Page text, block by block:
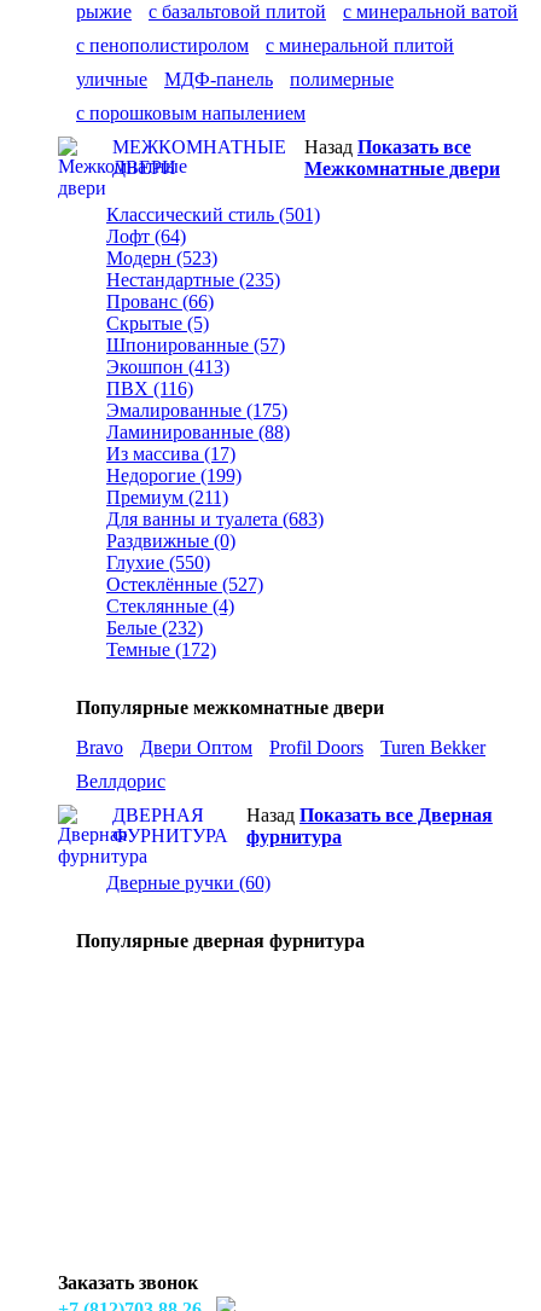
рыжие
с базальтовой плитой
с минеральной ватой
с пенополистиролом
с минеральной плитой
уличные
МДФ-панель
полимерные
с порошковым напылением
МЕЖКОМНАТНЫЕ
ДВЕРИ
Назад Показать все
Межкомнатные двери
Классический стиль (501)
Лофт (64)
Модерн (523)
Нестандартные (235)
Прованс (66)
Скрытые (5)
Шпонированные (57)
Экошпон (413)
ПВХ (116)
Эмалированные (175)
Ламинированные (88)
Из массива (17)
Недорогие (199)
Премиум (211)
Для ванны и туалета (683)
Раздвижные (0)
Глухие (550)
Остеклённые (527)
Стеклянные (4)
Белые (232)
Темные (172)
Популярные межкомнатные двери
Bravo
Двери Оптом Profil Doors
Turen Bekker
Веллдорис
ДВЕРНАЯ
ФУРНИТУРА
Назад Показать все Дверная
фурнитура
Дверные ручки (60)
Популярные дверная фурнитура
Заказать звонок